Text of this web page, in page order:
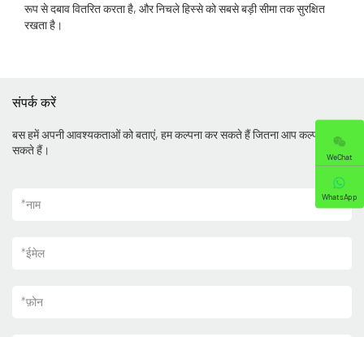
रूप से दबाव वितरित करता है, और निचले हिस्से को सबसे बड़ी सीमा तक सुरक्षित
रखता है।
संपर्क करें
बस हमें अपनी आवश्यकताओं को बताएं, हम कल्पना कर सकते हैं जितना आप कल्पना कर
सकते हैं।
*नाम
*ईमेल
*फ़ोन
WeChat
WhatsApp